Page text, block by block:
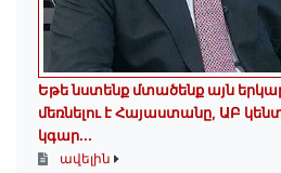
Եթե նստենք մտածենք այն
մեռնելու է Հայաստանը, ԱԲ
կգար...
ավելին